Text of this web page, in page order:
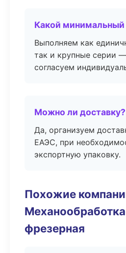
Какой
Выполняем как
так и крупные серии
согласуем
Можно ли доставку?
Да, организуем
ЕАЭС, при
экспортную упаковку.
Похожие
фрезерная